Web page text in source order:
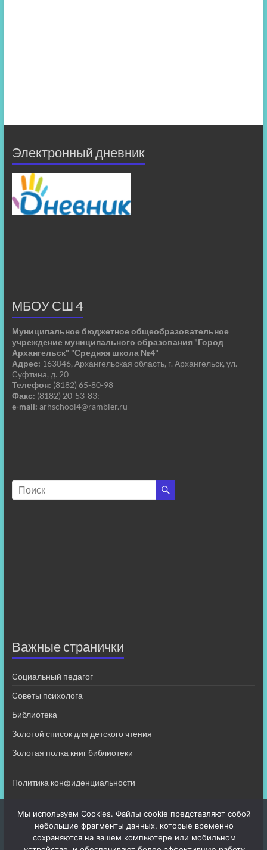
Электронный дневник
МБОУ СШ 4
Муниципальное бюджетное общеобразовательное
учреждение муниципального образования "Город
Архангельск" "Средняя школа №4"
Адрес: 163046, Архангельская область, г. Архангельск, ул.
Суфтина, д. 20
Телефон: (8182) 65-80-98
Факс: (8182) 20-53-83;
e-mail: arhschool4@rambler.ru
Важные странички
Социальный педагог
Советы психолога
Библиотека
Золотой список для детского чтения
Золотая полка книг библиотеки
Политика конфиденциальности
Мы используем Cookies. Файлы cookie представляют собой
небольшие фрагменты данных, которые временно
сохраняются на вашем компьютере или мобильном